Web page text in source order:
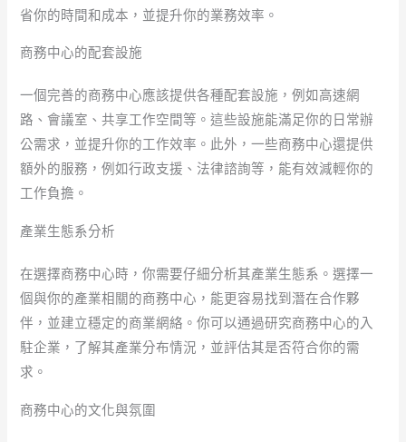
省你的時間和成本，並提升你的業務效率。
商務中心的配套設施
一個完善的商務中心應該提供各種配套設施，例如高速網
路、會議室、共享工作空間等。這些設施能滿足你的日常辦
公需求，並提升你的工作效率。此外，一些商務中心還提供
額外的服務，例如行政支援、法律諮詢等，能有效減輕你的
工作負擔。
產業生態系分析
在選擇商務中心時，你需要仔細分析其產業生態系。選擇一
個與你的產業相關的商務中心，能更容易找到潛在合作夥
伴，並建立穩定的商業網絡。你可以通過研究商務中心的入
駐企業，了解其產業分布情況，並評估其是否符合你的需
求。
商務中心的文化與氛圍